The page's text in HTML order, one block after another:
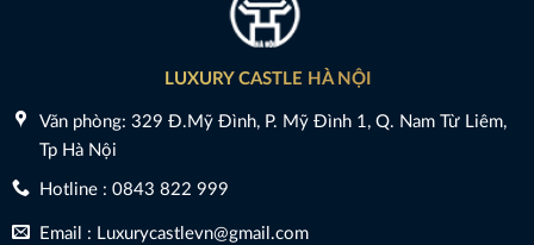
LUXURY CASTLE HÀ NỘI
Văn phòng: 329 Đ.Mỹ Đình, P. Mỹ Đình 1, Q. Nam Từ Liêm,
Tp Hà Nội
Hotline : 0843 822 999
Email : Luxurycastlevn@gmail.com